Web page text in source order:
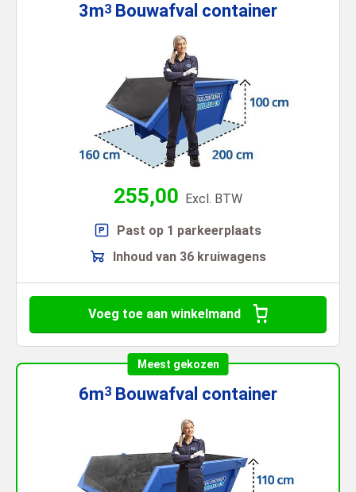
3m3 Bouwafval container
255,00 Excl. BTW
Past op 1 parkeerplaats
Inhoud van 36 kruiwagens
Voeg toe aan winkelmand
Meest gekozen
6m3 Bouwafval container